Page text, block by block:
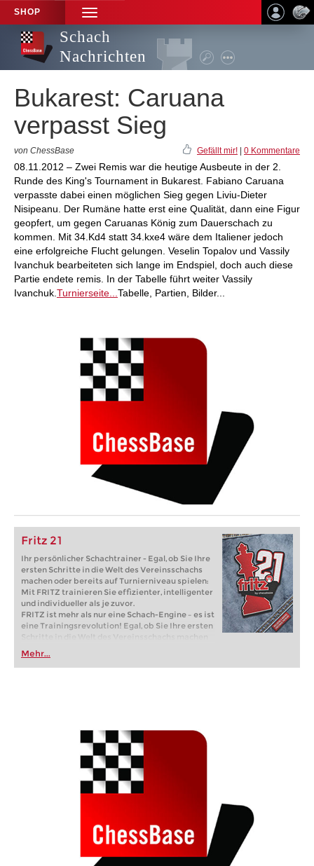
SHOP
TOGGLE
NAVIGATION
Schach
Nachrichten
Bukarest: Caruana
verpasst Sieg
von ChessBase Gefällt mir! 0 Kommentare
08.11.2012 – Zwei Remis war die heutige Ausbeute in der 2.
Runde des King's Tournament in Bukarest. Fabiano Caruana
verpasste dabei einen möglichen Sieg gegen Liviu-Dieter
Nisipeanu. Der Rumäne hatte erst eine Qualität, dann eine Figur
geopfert, um gegen Caruanas König zum Dauerschach zu
kommen. Mit 34.Kd4 statt 34.kxe4 wäre dem Italiener jedoch
eine erfolgreiche Flucht gelungen. Veselin Topalov und Vassily
Ivanchuk bearbeiteten sich lange im Endspiel, doch auch diese
Partie endete remis. In der Tabelle führt weiter Vassily
Ivanchuk. Turnierseite... Tabelle, Partien, Bilder...
Fritz 21
Ihr persönlicher Schachtrainer - Egal, ob Sie Ihre
ersten Schritte in die Welt des Vereinsschachs
machen oder bereits auf Turnierniveau spielen:
Mit FRITZ trainieren Sie effizienter, intelligenter
und individueller als je zuvor.
FRITZ ist mehr als nur eine Schach-Engine – es ist
eine Trainingsrevolution! Egal, ob Sie Ihre ersten
Schritte in die Welt des Vereinsschachs machen
oder bereits auf Turnierniveau spielen: Mit
FRITZ trainieren Sie effizienter, intelligenter und
individueller als je zuvor.
Mehr...